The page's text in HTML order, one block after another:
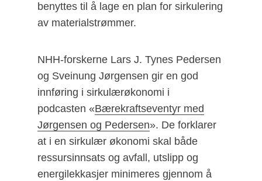
benyttes til å lage en plan for sirkulering
av materialstrømmer.
NHH-forskerne Lars J. Tynes Pedersen
og Sveinung Jørgensen gir en god
innføring i sirkulærøkonomi i
podcasten «Bærekraftseventyr med
Jørgensen og Pedersen». De forklarer
at i en sirkulær økonomi skal både
ressursinnsats og avfall, utslipp og
energilekkasjer minimeres gjennom å